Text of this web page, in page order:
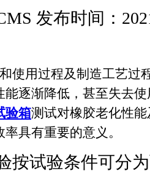
发布时间：
使用过程及制造工艺过
能逐渐降低，甚至失去
验箱测试对橡胶老化性
具有重要的意义。
按试验条件可分